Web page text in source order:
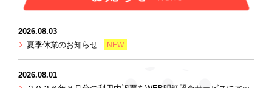
2026.08.03
夏季休業のお知らせ
NEW
2026.08.01